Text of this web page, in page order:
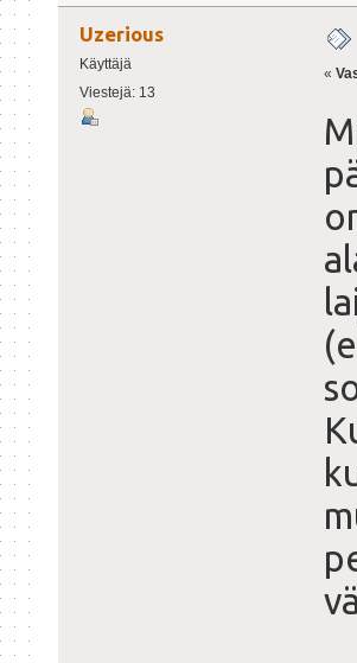
Uzerious
Käyttäjä
Viestejä: 13
«